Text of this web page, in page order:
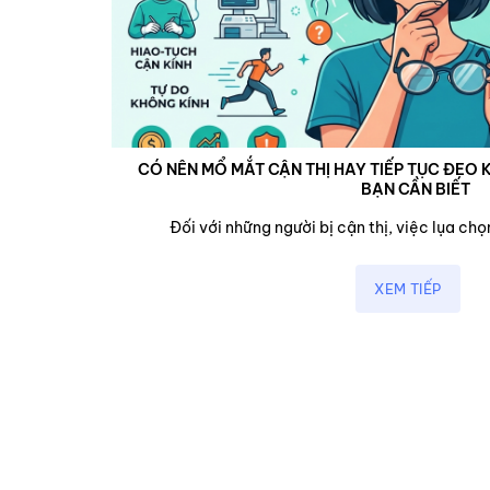
CÓ NÊN MỔ MẮT CẬN THỊ HAY TIẾP TỤC ĐEO
BẠN CẦN BIẾT
Đối với những người bị cận thị, việc lụa
XEM TIẾP